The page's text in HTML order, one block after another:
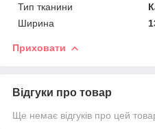
Тип тканини
Ширина
Приховати
Відгуки про товар
Ще немає відгуків про цей